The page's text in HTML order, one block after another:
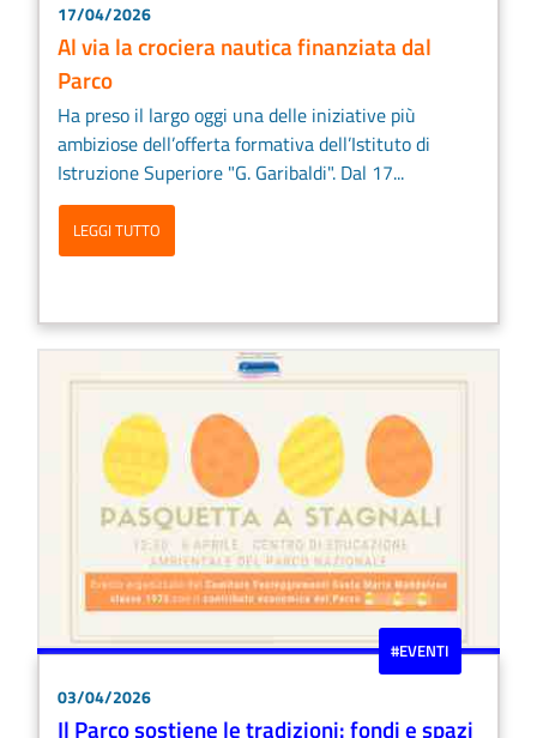
17/04/2026
Al via la crociera nautica finanziata dal
Parco
Ha preso il largo oggi una delle iniziative più
ambiziose dell’offerta formativa dell’Istituto di
Istruzione Superiore "G. Garibaldi". Dal 17...
LEGGI TUTTO
#EVENTI
03/04/2026
Il Parco sostiene le tradizioni: fondi e spazi